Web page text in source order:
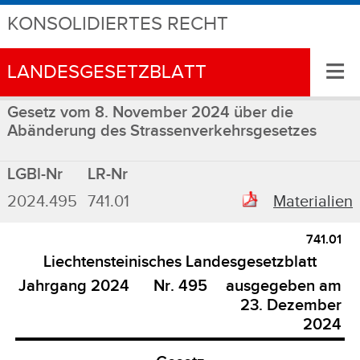
KONSOLIDIERTES RECHT
LANDESGESETZBLATT ≡
Gesetz vom 8. November 2024 über die
Abänderung des Strassenverkehrsgesetzes
LGBl-Nr
LR-Nr
2024.495 741.01 Materialien